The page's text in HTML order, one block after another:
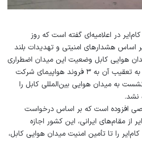
در اعلامیه‌ای گفته است که روز
اساس هشدارهای امنیتی و تهدیدات بلند
هوایی کابل وضعیت این میدان اضطراری
و نظامی اعلام گردید که به تعقیب آن به ۳ فروند هواپیمای شرکت
به میدان هوایی بین‌المللی کابل را
نشد.
افزوده است که بر اساس درخواست
مقام‌های ایرانی، این کشور اجازه
را تا تأمین امنیت میدان هوایی کابل،